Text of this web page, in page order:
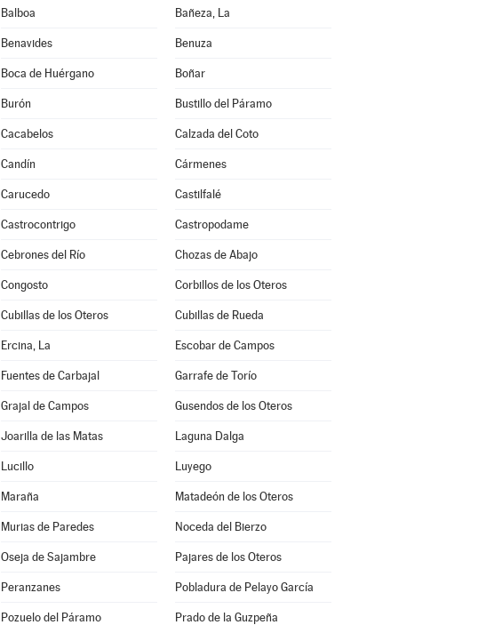
Balboa Bañeza, La
Benavides Benuza
Boca de Huérgano Boñar
Burón Bustillo del Páramo
Cacabelos Calzada del Coto
Candín Cármenes
Carucedo Castilfalé
Castrocontrigo Castropodame
Cebrones del Río Chozas de Abajo
Congosto Corbillos de los Oteros
Cubillas de los Oteros Cubillas de Rueda
Ercina, La Escobar de Campos
Fuentes de Carbajal Garrafe de Torío
Grajal de Campos Gusendos de los Oteros
Joarilla de las Matas Laguna Dalga
Lucillo Luyego
Maraña Matadeón de los Oteros
Murias de Paredes Noceda del Bierzo
Oseja de Sajambre Pajares de los Oteros
Peranzanes Pobladura de Pelayo García
Pozuelo del Páramo Prado de la Guzpeña